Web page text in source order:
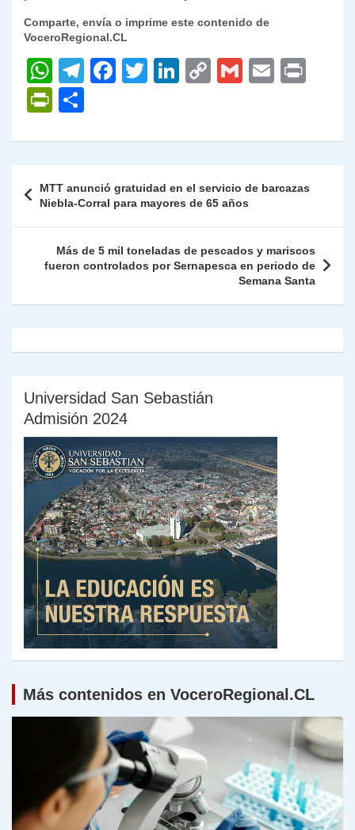
Comparte, envía o imprime este contenido de
VoceroRegional.CL
W
h
at
s
p
p
T
gr
m
F
e
o
o
k
T
er
Li
e
n
C
y
n
k
G
l
E
l
P
nt
Fr
ie
n
dl
y
m
ar
tir
de
entradas
MTT anunció gratuidad en el servicio de barcazas
Niebla-Corral para mayores de 65 años
Más de 5 mil toneladas de pescados y mariscos
fueron controlados por Sernapesca en periodo de
Semana Santa
Universidad San Sebastián
Admisión 2024
Más contenidos en VoceroRegional.CL